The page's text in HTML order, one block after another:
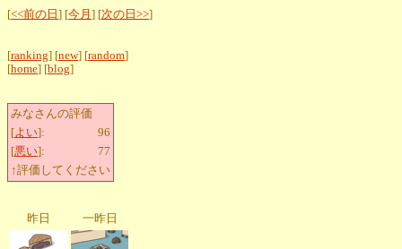
[<<前の日 ] [今月 ] [次の日>>]
[ranking] [new] [random]
[home] [blog]
みなさんの評価
[よい]:
96
[悪い]:
77
↑評価してください
昨日 一昨日